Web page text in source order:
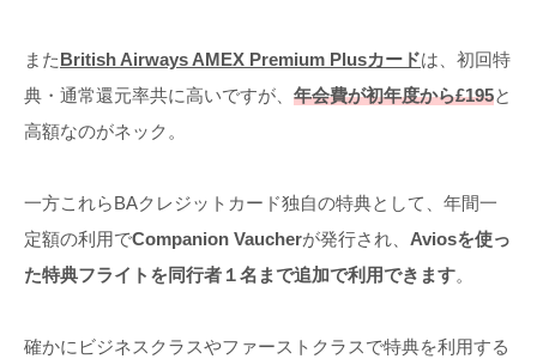
またBritish Airways AMEX Premium Plusカードは、初回特
典・通常還元率共に高いですが、 年会費が初年度から£195と
高額なのがネック。
一方これらBAクレジットカード独自の特典として、年間一
定額の利用でCompanion Vaucherが発行され、 Aviosを使っ
た特典フライトを同行者１名まで追加で利用できます。
確かにビジネスクラスやファーストクラスで特典を利用する